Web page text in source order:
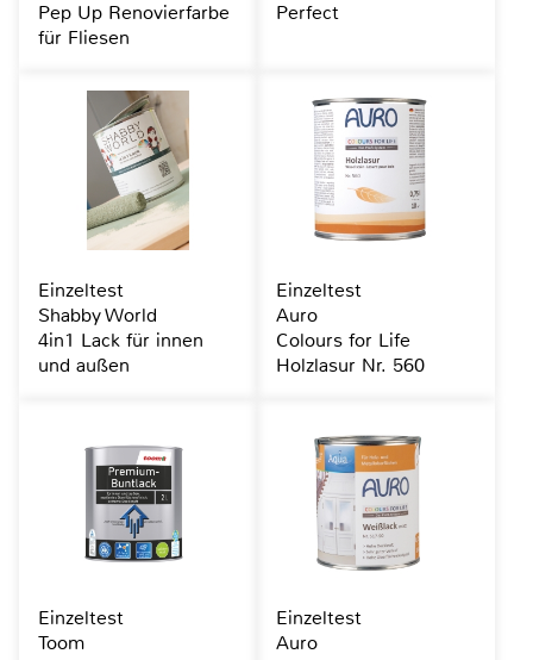
Pep Up Renovierfarbe
für Fliesen
Perfect
Einzeltest
Shabby World
4in1 Lack für innen
und außen
Einzeltest
Auro
Colours for Life
Holzlasur Nr. 560
Einzeltest
Toom
Einzeltest
Auro